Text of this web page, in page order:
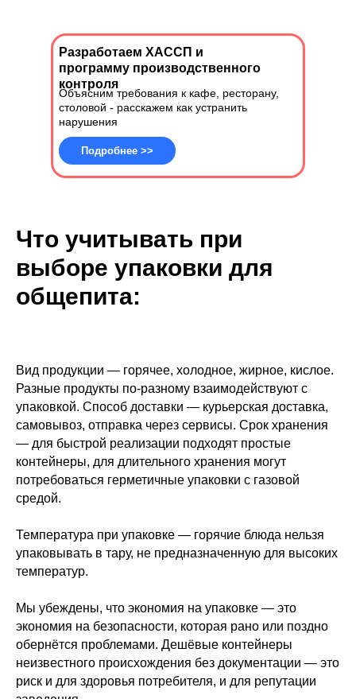
Разработаем ХАССП и
программу производственного
контроля
Объясним требования к кафе, ресторану,
столовой - расскажем как устранить
нарушения
Подробнее >>
Что учитывать при
выборе упаковки для
общепита:
Вид продукции — горячее, холодное, жирное, кислое.
Разные продукты по-разному взаимодействуют с
упаковкой. Способ доставки — курьерская доставка,
самовывоз, отправка через сервисы. Срок хранения
— для быстрой реализации подходят простые
контейнеры, для длительного хранения могут
потребоваться герметичные упаковки с газовой
средой.
Температура при упаковке — горячие блюда нельзя
упаковывать в тару, не предназначенную для высоких
температур.
Мы убеждены, что экономия на упаковке — это
экономия на безопасности, которая рано или поздно
обернётся проблемами. Дешёвые контейнеры
неизвестного происхождения без документации — это
риск и для здоровья потребителя, и для репутации